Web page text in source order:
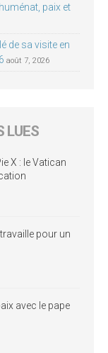
paix et
de sa visite en
août 7, 2026
LUES
X : le Vatican
pour un
avec le pape